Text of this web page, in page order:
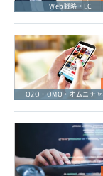
Web戦略・EC
O2O・OMO・オムニチ